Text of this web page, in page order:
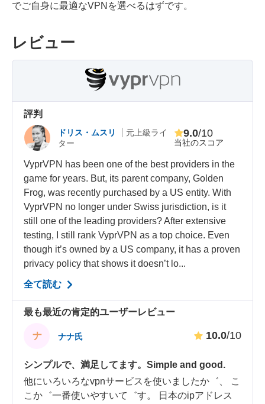
でご自身に最適なVPNを選べるはずです。
レビュー
評判
ドリス・ムスリ
元上級ライ
ター
当社のスコア
9.0/10
VyprVPN has been one of the best providers in the
game for years. But, its parent company, Golden
Frog, was recently purchased by a US entity. With
VyprVPN no longer under Swiss jurisdiction, is it
still one of the leading providers? After extensive
testing, I still rank VyprVPN as a top choice. Even
though it’s owned by a US company, it has a proven
privacy policy that shows it doesn’t lo...
全て読む
最も最近の肯定的ユーザーレビュー
ナ ナナ氏 10.0/10
シンプルで、満足してます。Simple and good.
他にいろいろなvpnサービスを使いましたか゛、 こ
こか゛一番使いやすいて゛す。 日本のipアドレス